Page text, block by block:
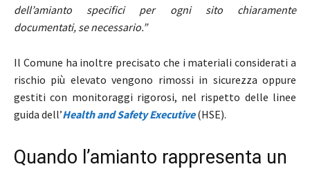
dell’amianto specifici per ogni sito chiaramente
documentati, se necessario.”
Il Comune ha inoltre precisato che i materiali considerati a
rischio più elevato vengono rimossi in sicurezza oppure
gestiti con monitoraggi rigorosi, nel rispetto delle linee
guida dell’Health and Safety Executive(HSE).
Quando l’amianto rappresenta un